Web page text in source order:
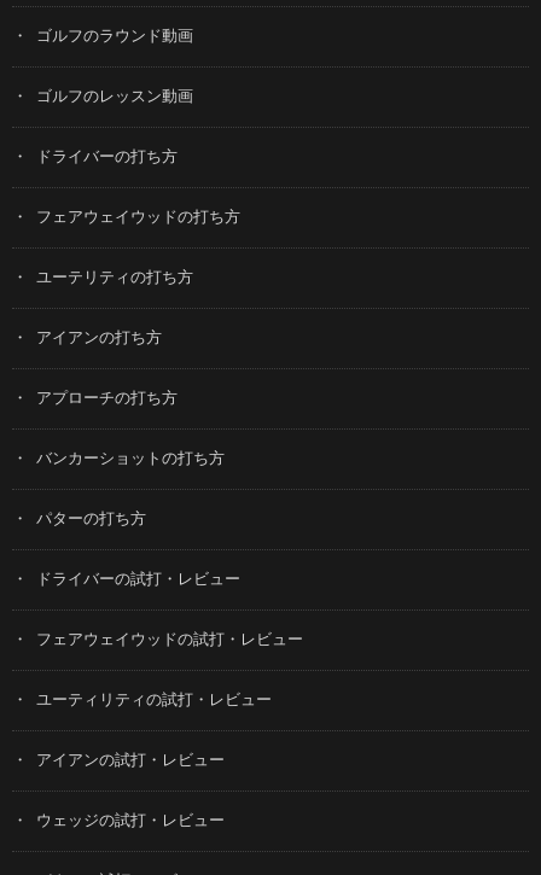
ゴルフのラウンド動画
ゴルフのレッスン動画
ドライバーの打ち方
フェアウェイウッドの打ち方
ユーテリティの打ち方
アイアンの打ち方
アプローチの打ち方
バンカーショットの打ち方
パターの打ち方
ドライバーの試打・レビュー
フェアウェイウッドの試打・レビュー
ユーティリティの試打・レビュー
アイアンの試打・レビュー
ウェッジの試打・レビュー